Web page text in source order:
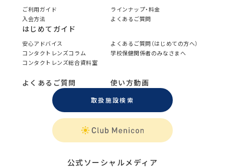
ご利用ガイド
ラインナップ・料金
入会方法
よくあるご質問
はじめてガイド
安心アドバイス
よくあるご質問（はじめての方へ）
コンタクトレンズコラム
学校保健関係者のみなさまへ
コンタクトレンズ総合資料室
よくあるご質問 使い方動画
取扱施設検索
公式ソーシャルメディア